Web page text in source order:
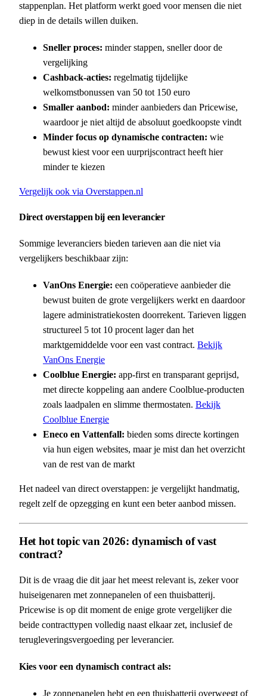
stappenplan. Het platform werkt goed voor mensen die niet
diep in de details willen duiken.
Sneller proces: minder stappen, sneller door de
vergelijking
Cashback-acties: regelmatig tijdelijke
welkomstbonussen van 50 tot 150 euro
Smaller aanbod: minder aanbieders dan Pricewise,
waardoor je niet altijd de absoluut goedkoopste vindt
Minder focus op dynamische contracten: wie
bewust kiest voor een uurprijscontract heeft hier
minder te kiezen
Vergelijk ook via Overstappen.nl
Direct overstappen bij een leverancier
Sommige leveranciers bieden tarieven aan die niet via
vergelijkers beschikbaar zijn:
VanOns Energie: een coöperatieve aanbieder die
bewust buiten de grote vergelijkers werkt en daardoor
lagere administratiekosten doorrekent. Tarieven liggen
structureel 5 tot 10 procent lager dan het
marktgemiddelde voor een vast contract. Bekijk
VanOns Energie
Coolblue Energie: app-first en transparant geprijsd,
met directe koppeling aan andere Coolblue-producten
zoals laadpalen en slimme thermostaten. Bekijk
Coolblue Energie
Eneco en Vattenfall: bieden soms directe kortingen
via hun eigen websites, maar je mist dan het overzicht
van de rest van de markt
Het nadeel van direct overstappen: je vergelijkt handmatig,
regelt zelf de opzegging en kunt een beter aanbod missen.
Het hot topic van 2026: dynamisch of vast
contract?
Dit is de vraag die dit jaar het meest relevant is, zeker voor
huiseigenaren met zonnepanelen of een thuisbatterij.
Pricewise is op dit moment de enige grote vergelijker die
beide contracttypen volledig naast elkaar zet, inclusief de
terugleveringsvergoeding per leverancier.
Kies voor een dynamisch contract als:
Je zonnepanelen hebt en een thuisbatterij overweegt of